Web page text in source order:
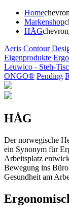
Home
Markenshop
HÅG
Aeris Contour
Eigenprodukte
Leuwico - Steh-
ONGO® Pending
HÅG
Der norwegische
ein Synonym für
Arbeitsplatz
Bewegung ins
Gesundheit am